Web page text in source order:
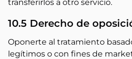
transferirlos a otro servicio.
10.5 Derecho de
Oponerte al tratamiento
legítimos o con fines de